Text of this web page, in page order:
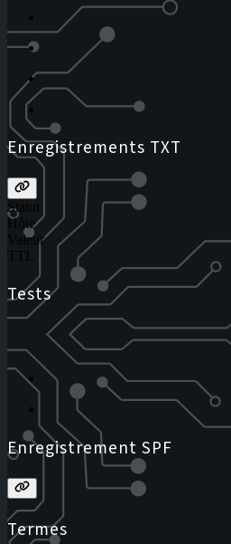
Enregistrements TXT
Statut
Hôte
Valeur
TTL
Tests
Enregistrement SPF
Termes